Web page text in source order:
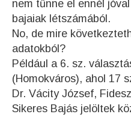
nem tűnne el ennél
bajaiak létszámából.
No, de mire
adatokból?
Például a 6. sz.
(Homokváros), ahol 17
Dr. Vácity József,
Sikeres Bajás jelöltek